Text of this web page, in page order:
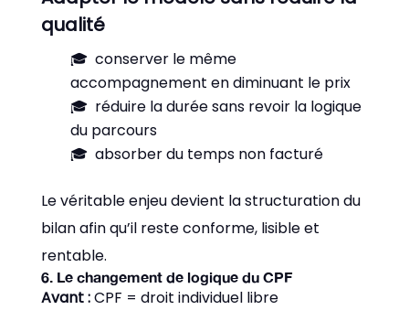
qualité
conserver le même
accompagnement en diminuant le prix
réduire la durée sans revoir la logique
du parcours
absorber du temps non facturé
Le véritable enjeu devient la structuration du
bilan afin qu’il reste conforme, lisible et
rentable.
6. Le changement de logique du CPF
Avant :CPF = droit individuel libre